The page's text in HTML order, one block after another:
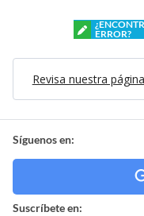
ERROR?
Revisa nuestra
Síguenos en:
Suscríbete en: